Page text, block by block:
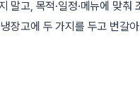
말고, 목적·일정·메뉴에 맞춰
장고에 두 가지를 두고 번갈아